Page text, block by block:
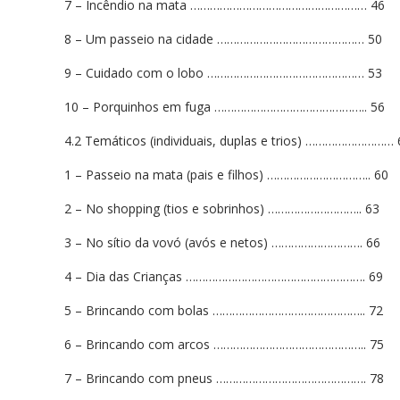
7 – Incêndio na mata ……………………………………………… 46
8 – Um passeio na cidade ……………………………………… 50
9 – Cuidado com o lobo ………………………………………… 53
10 – Porquinhos em fuga ……………………………………….. 56
4.2 Temáticos (individuais, duplas e trios) ………………………
1 – Passeio na mata (pais e filhos) ………………………….. 60
2 – No shopping (tios e sobrinhos) ……………………….. 63
3 – No sítio da vovó (avós e netos) ………………………. 66
4 – Dia das Crianças ………………………………………………. 69
5 – Brincando com bolas ……………………………………….. 72
6 – Brincando com arcos ……………………………………….. 75
7 – Brincando com pneus ………………………………………. 78